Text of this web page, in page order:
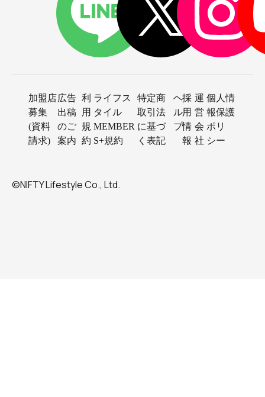
加盟店
募集
(資料
請求)
広告
出稿
のご
案内
利
用
規
約
ライフス
タイル
MEMBER
S+規約
特定商
取引法
に基づ
く表記
ヘ
ル
プ
採
用
情
報
運
営
会
社
個人情
報保護
ポリ
シー
©NIFTY Lifestyle Co., Ltd.